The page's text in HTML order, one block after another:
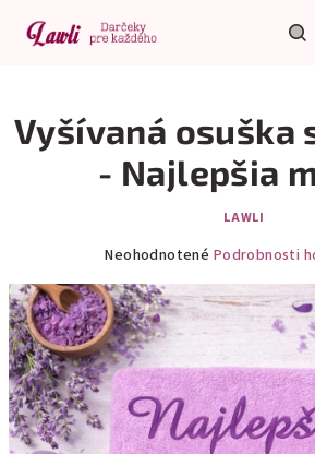
obsah
Vyšívaná osuška
- Najlepšia
LAWLI
produktu
je
0,0
z
5
hviezdičiek.
Neohodnotené Podrobnosti